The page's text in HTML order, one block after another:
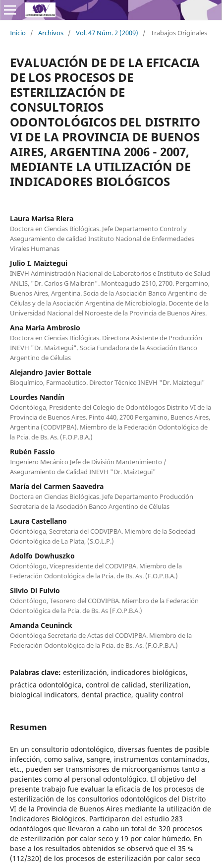
Inicio / Archivos / Vol. 47 Núm. 2 (2009) / Trabajos Originales
EVALUACIÓN DE DE LA EFICACIA
DE LOS PROCESOS DE
ESTERILIZACIÓN DE
CONSULTORIOS
ODONTOLÓGICOS DEL DISTRITO
VI DE LA PROVINCIA DE BUENOS
AIRES, ARGENTINA 2006 - 2007,
MEDIANTE LA UTILIZACIÓN DE
INDICADORES BIOLÓGICOS
Laura Marisa Riera
Doctora en Ciencias Biológicas. Jefe Departamento Control y
Aseguramiento de calidad Instituto Nacional de Enfermedades
Virales Humanas
Julio I. Maiztegui
INEVH Administración Nacional de Laboratorios e Instituto de Salud
ANLIS, "Dr. Carlos G Malbrán". Monteagudo 2510, 2700. Pergamino,
Buenos Aires, Argentina. Socia de la Asociación Banco Argentino de
Células y de la Asociación Argentina de Microbiología. Docente de la
Universidad Nacional del Noroeste de la Provincia de Buenos Aires.
Ana María Ambrosio
Doctora en Ciencias Biológicas. Directora Asistente de Producción
INEVH "Dr. Maiztegui". Socia Fundadora de la Asociación Banco
Argentino de Células
Alejandro Javier Bottale
Bioquímico, Farmacéutico. Director Técnico INEVH "Dr. Maiztegui"
Lourdes Nandín
Odontóloga, Presidente del Colegio de Odontólogos Distrito VI de la
Provincia de Buenos Aires. Pinto 440, 2700 Pergamino, Buenos Aires,
Argentina (CODVIPBA). Miembro de la Federación Odontológica de
la Pcia. de Bs. As. (F.O.P.B.A.)
Rubén Fassio
Ingeniero Mecánico Jefe de División Mantenimiento /
Aseguramiento de Calidad INEVH "Dr. Maiztegui"
María del Carmen Saavedra
Doctora en Ciencias Biológicas. Jefe Departamento Producción
Secretaria de la Asociación Banco Argentino de Células
Laura Castellano
Odontóloga, Secretaria del CODVIPBA. Miembro de la Sociedad
Odontológica de La Plata, (S.O.L.P.)
Adolfo Dowhuszko
Odontólogo, Vicepresidente del CODVIPBA. Miembro de la
Federación Odontológica de la Pcia. de Bs. As. (F.O.P.B.A.)
Silvio Di Fulvio
Odontólogo, Tesorero del CODVIPBA. Miembro de la Federación
Odontológica de la Pcia. de Bs. As (F.O.P.B.A.)
Amanda Ceuninck
Odontóloga Secretaria de Actas del CODVIPBA. Miembro de la
Federación Odontológica de la Pcia. de Bs. As. (F.O.P.B.A.)
Palabras clave: esterilización, indicadores biológicos,
práctica odontológica, control de calidad, sterilization,
biological indicators, dental practice, quality control
Resumen
En un consultorio odontológico, diversas fuentes de posible
infección, como saliva, sangre, instrumentos contaminados,
etc., pueden ser transmisores de microorganismos tanto a
pacientes como al personal odontológico. El objetivo del
presente trabajo fue evaluar la eficacia de los procesos de
esterilización de los consultorios odontológicos del Distrito
VI de la Provincia de Buenos Aires mediante la utilización de
Indicadores Biológicos. Participaron del estudio 283
odontólogos que llevaron a cabo un total de 320 procesos
de esterilización por calor seco y 19 por calor húmedo. En
base a los resultados obtenidos se observó que el 35 %
(112/320) de los procesos de esterilización por calor seco